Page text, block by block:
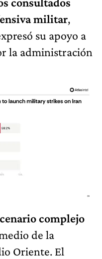
militar,
su apoyo a
la administración
complejo
de la
Oriente. El